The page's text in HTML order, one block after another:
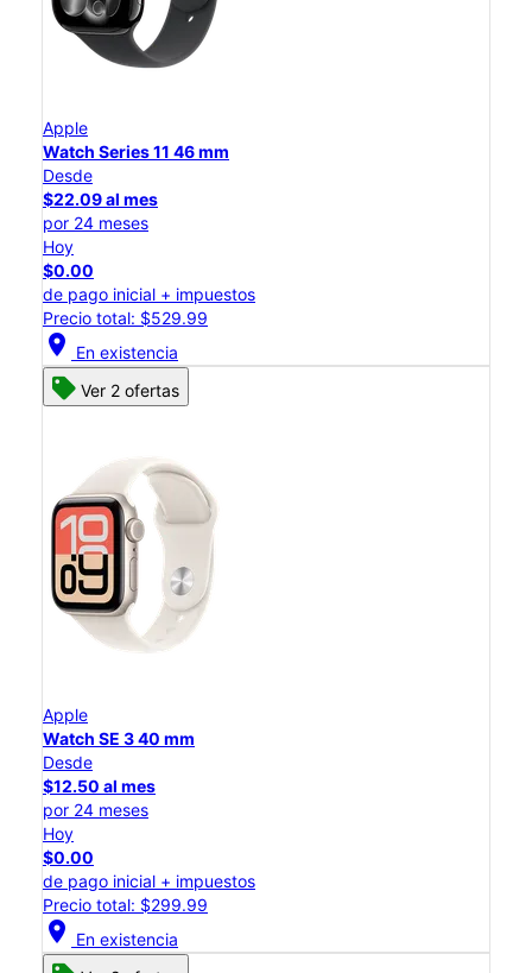
Apple
Watch Series 11 46 mm
Desde
$22.09 al mes
por 24 meses
Hoy
$0.00
de pago inicial + impuestos
Precio total: $529.99
location_on En existencia
Ver 2 ofertas
Apple
Watch SE 3 40 mm
Desde
$12.50 al mes
por 24 meses
Hoy
$0.00
de pago inicial + impuestos
Precio total: $299.99
location_on En existencia